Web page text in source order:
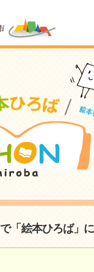
「絵本ひろば」